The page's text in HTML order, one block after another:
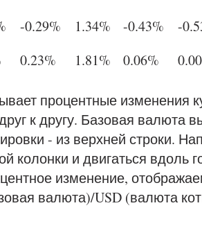
-0.29% 1.34% -0.43% -
0.23% 1.81% 0.06%
процентные изменения
к другу. Базовая валюта
- из верхней строки.
колонки и двигаться вдоль
изменение,
валюта)/USD (валюта